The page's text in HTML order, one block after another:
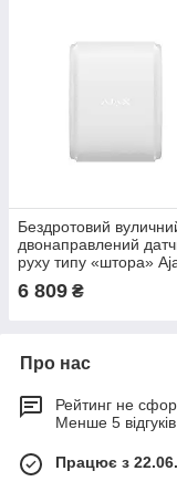
Бездротовий
двонаправлений
руху типу «штора»
DualCurtain Outdoor
6 809 ₴
Про нас
Рейтинг не
Менше 5
Працює з